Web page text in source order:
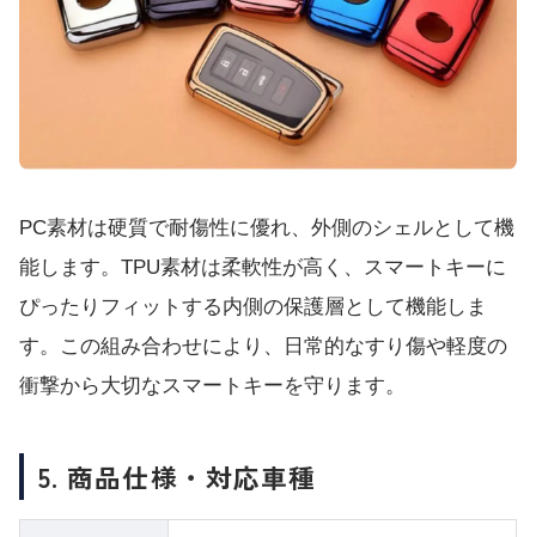
PC素材は硬質で耐傷性に優れ、外側のシェルとして機
能します。TPU素材は柔軟性が高く、スマートキーに
ぴったりフィットする内側の保護層として機能しま
す。この組み合わせにより、日常的なすり傷や軽度の
衝撃から大切なスマートキーを守ります。
5. 商品仕様・対応車種